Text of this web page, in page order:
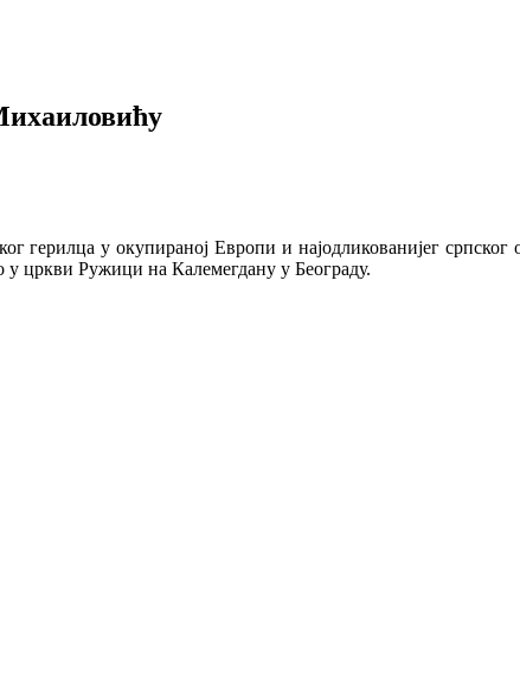
герилца у окупираној Европи и најодликованијег
цркви Ружици на Калемегдану у Београду.